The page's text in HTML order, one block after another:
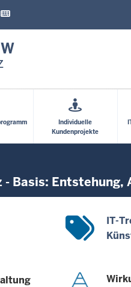
Individuelle
Kundenprojekte
Basis:
IT-